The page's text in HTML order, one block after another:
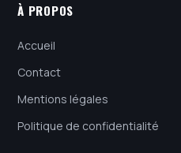
À PROPOS
Accueil
Contact
Mentions légales
Politique de confidentialité